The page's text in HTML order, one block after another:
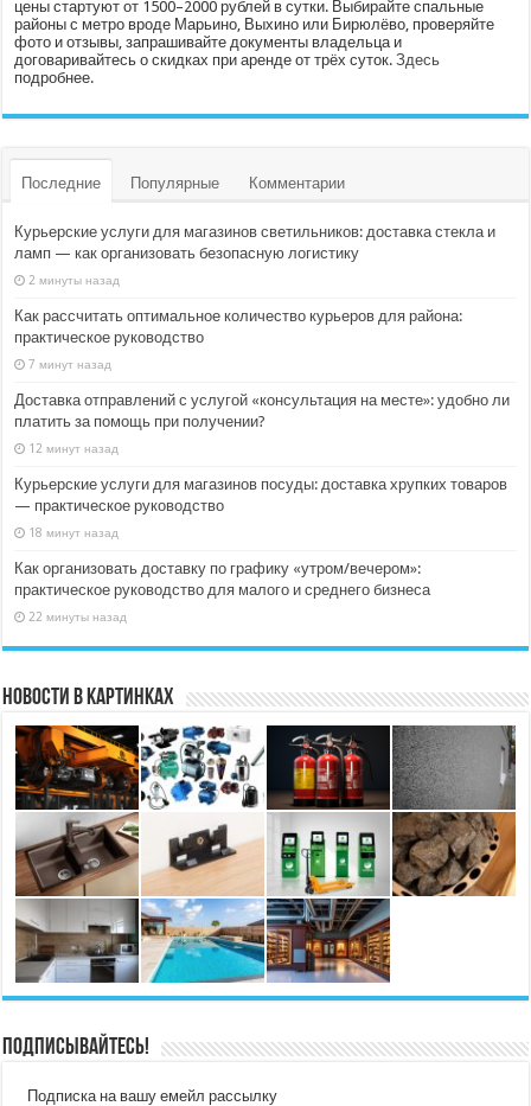
цены стартуют от 1500–2000 рублей в сутки. Выбирайте спальные
районы с метро вроде Марьино, Выхино или Бирюлёво, проверяйте
фото и отзывы, запрашивайте документы владельца и
договаривайтесь о скидках при аренде от трёх суток.Здесь
подробнее.
Последние Популярные Комментарии
Курьерские услуги для магазинов светильников: доставка стекла и
ламп — как организовать безопасную логистику
2 минуты назад
Как рассчитать оптимальное количество курьеров для района:
практическое руководство
7 минут назад
Доставка отправлений с услугой «консультация на месте»: удобно ли
платить за помощь при получении?
12 минут назад
Курьерские услуги для магазинов посуды: доставка хрупких товаров
— практическое руководство
18 минут назад
Как организовать доставку по графику «утром/вечером»:
практическое руководство для малого и среднего бизнеса
22 минуты назад
Новости в картинках
Подписывайтесь!
Подписка на вашу емейл рассылку